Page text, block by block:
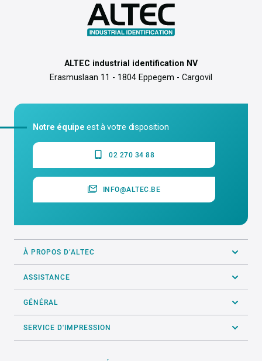
ALTEC industrial identification NV
Erasmuslaan 11 - 1804 Eppegem - Cargovil
Notre équipe est à votre disposition
02 270 34 88
INFO@ALTEC.BE
À PROPOS D’ALTEC
ASSISTANCE
GÉNÉRAL
SERVICE D'IMPRESSION